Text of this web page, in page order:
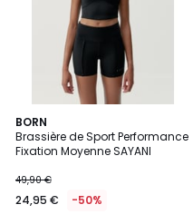
BORN
Brassière de Sport Performance
Fixation Moyenne SAYANI
49,90 €
24,95 € -50%
2
Couleurs